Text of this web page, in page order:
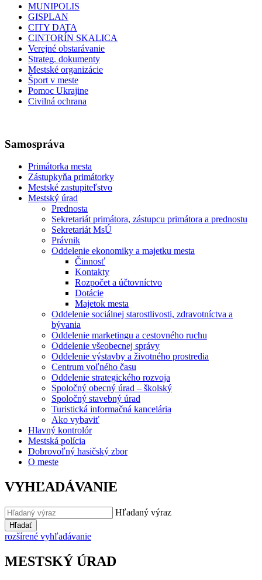
MUNIPOLIS
GISPLAN
CITY DATA
CINTORÍN SKALICA
Verejné obstarávanie
Strateg. dokumenty
Mestské organizácie
Šport v meste
Pomoc Ukrajine
Civilná ochrana
Samospráva
Primátorka mesta
Zástupkyňa primátorky
Mestské zastupiteľstvo
Mestský úrad
Prednosta
Sekretariát primátora, zástupcu primátora a prednostu
Sekretariát MsÚ
Právnik
Oddelenie ekonomiky a majetku mesta
Činnosť
Kontakty
Rozpočet a účtovníctvo
Dotácie
Majetok mesta
Oddelenie sociálnej starostlivosti, zdravotníctva a
bývania
Oddelenie marketingu a cestovného ruchu
Oddelenie všeobecnej správy
Oddelenie výstavby a životného prostredia
Centrum voľného času
Oddelenie strategického rozvoja
Spoločný obecný úrad – školský
Spoločný stavebný úrad
Turistická informačná kancelária
Ako vybaviť
Hlavný kontrolór
Mestská polícia
Dobrovoľný hasičský zbor
O meste
VYHĽADÁVANIE
Hľadaný výraz
Hľadať
rozšírené vyhľadávanie
MESTSKÝ ÚRAD